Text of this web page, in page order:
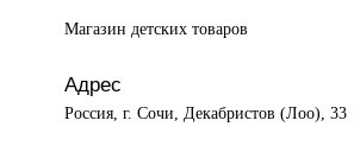
Магазин детскихтоваров
Адрес
Россия, г. Сочи, Декабристов (Лоо), 33